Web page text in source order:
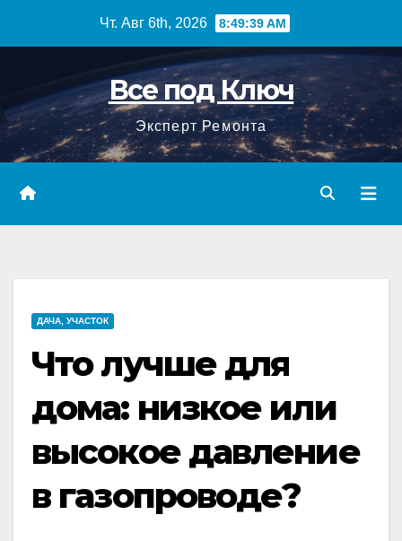
Чт. Авг 6th, 2026 8:49:40 AM
Все под Ключ
Эксперт Ремонта
ДАЧА, УЧАСТОК
Что лучше для
дома: низкое или
высокое давление
в газопроводе?